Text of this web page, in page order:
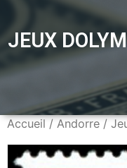
JEUX
Accueil / Andorre /